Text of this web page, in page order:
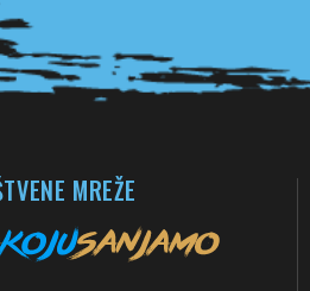
MREŽE